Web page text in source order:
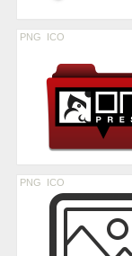
PNG ICO
PNG ICO